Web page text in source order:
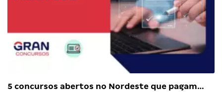
5 concursos abertos no Nordeste que pagam…